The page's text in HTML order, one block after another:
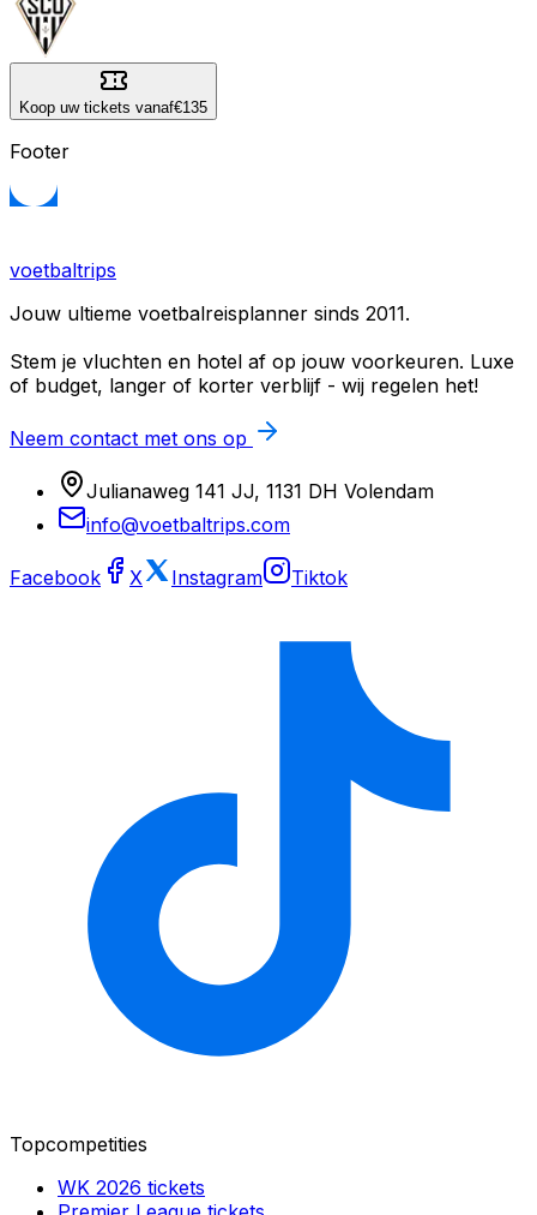
Koop uw tickets vanaf€135
Footer
voetbaltrips
Jouw ultieme voetbalreisplanner sinds 2011.
Stem je vluchten en hotel af op jouw voorkeuren. Luxe
of budget, langer of korter verblijf - wij regelen het!
Neem contact met ons op
Julianaweg 141 JJ, 1131 DH Volendam
info@voetbaltrips.com
Facebook X Instagram Tiktok
Topcompetities
WK 2026 tickets